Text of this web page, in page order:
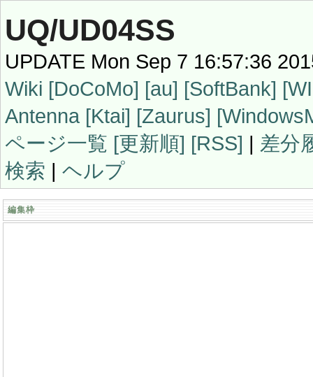
UQ/UD04SS
UPDATE Mon Sep 7 16:57:36
Wiki [DoCoMo] [au] [SoftBank]
Antenna [Ktai] [Zaurus]
ページ一覧 [更新順] [RSS] | 差分
検索 | ヘルプ
編集枠